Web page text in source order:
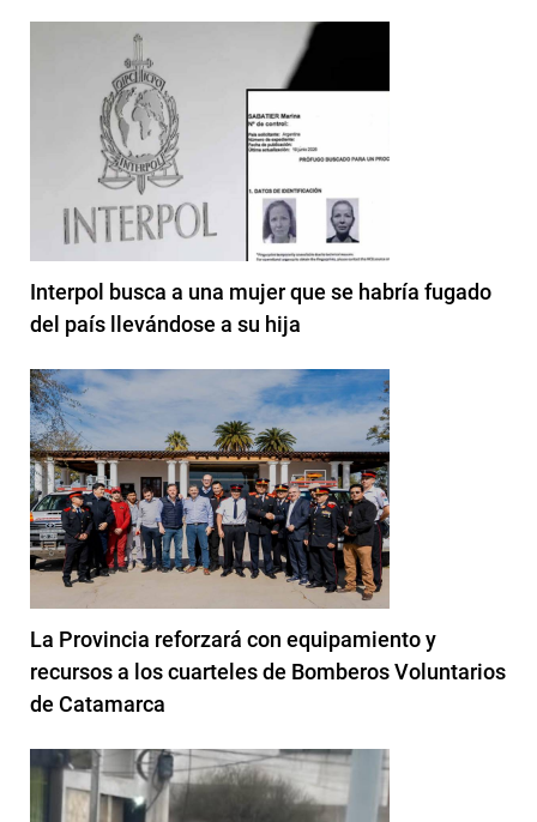
Interpol busca a una mujer que se habría fugado
del país llevándose a su hija
La Provincia reforzará con equipamiento y
recursos a los cuarteles de Bomberos Voluntarios
de Catamarca